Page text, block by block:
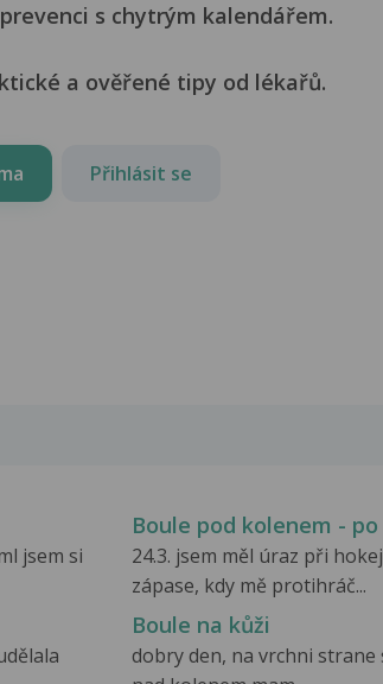
s chytrým kalendářem.
a ověřené tipy od lékařů.
Přihlásit se
jsem si
Boule pod kolenem -
24.3. jsem měl úraz při
zápase, kdy mě protihráč...
Boule na kůži
dobry den, na vrchni strane